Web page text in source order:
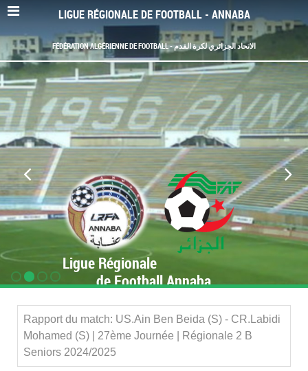
LIGUE RÉGIONALE DE FOOTBALL - ANNABA
FÉDÉRATION ALGÉRIENNE DE FOOTBALL - الاتحاد الجزائري لكرة القدم
Ligue Régionale
de Football Annaba
Rapport du match: US.Ain Ben Beida (S) - CR.Labidi
Mohamed (S) | 27ème Journée | Régionale 2 B
Seniors 2024/2025